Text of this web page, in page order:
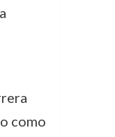
como